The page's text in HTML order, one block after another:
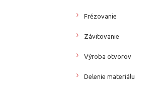
Frézovanie
Závitovanie
Výroba otvorov
Delenie materiálu